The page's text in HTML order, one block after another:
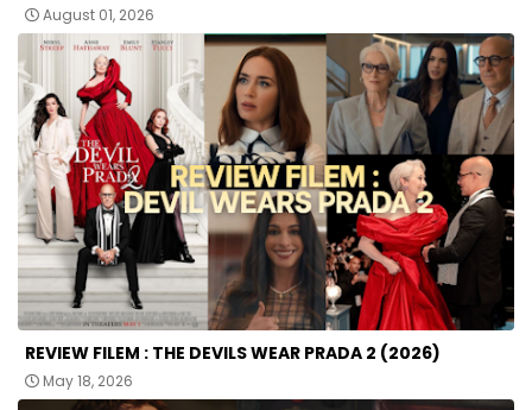
August 01, 2026
REVIEW FILEM : THE DEVILS WEAR PRADA 2 (2026)
May 18, 2026